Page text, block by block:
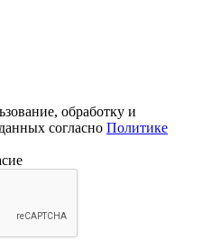
обработку и
согласно Политике